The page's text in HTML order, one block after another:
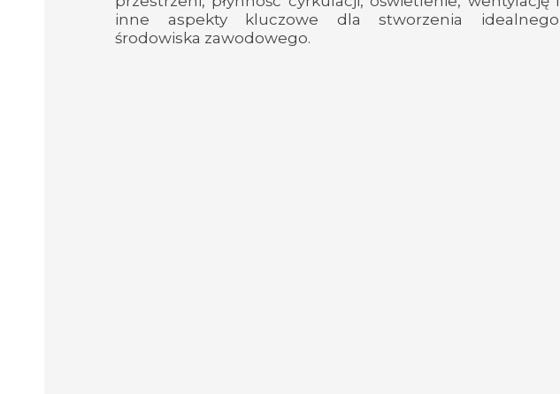
inne aspekty kluczowe dla stworzenia idealnego
środowiska zawodowego.